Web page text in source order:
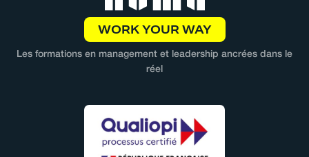
WORK YOUR WAY
Les formations en management et leadership ancrées dans le
réel